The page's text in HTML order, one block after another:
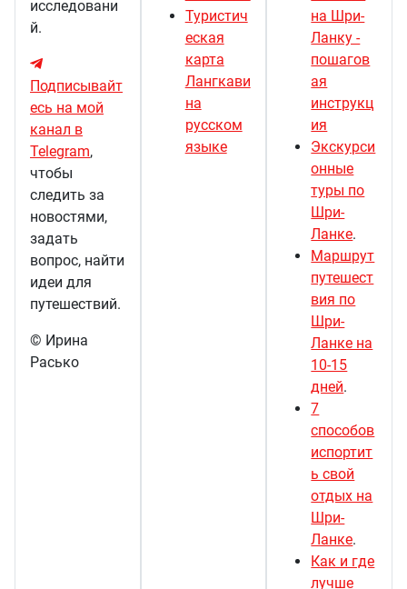
исследовани
й.
Подписывайт
есь на мой
канал в
Telegram,
чтобы
следить за
новостями,
задать
вопрос, найти
идеи для
путешествий.
© Ирина
Расько
Туристич
еская
карта
Лангкави
на
русском
языке
на Шри-
Ланку -
пошагов
ая
инструкц
ия
Экскурси
онные
туры по
Шри-
Ланке.
Маршрут
путешест
вия по
Шри-
Ланке на
10-15
дней.
7
способов
испортит
ь свой
отдых на
Шри-
Ланке.
Как и где
лучше